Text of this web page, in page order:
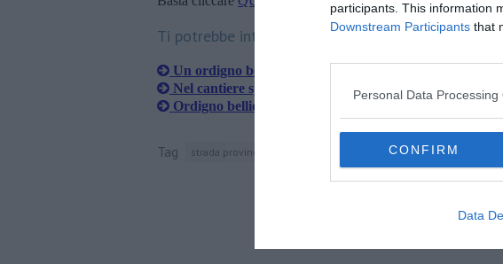
participants. This information
Downstream Participants that
Personal Data Processing
CONFIRM
Data
Ti potrebbe interessare anche:
Un ordigno bellico nelle foreste del Santuario
Nel cantiere spunta una bomba di guerra
Ordigno bellico nel cantiere del nuovo Teatro
Tag strada provinciale 23 della principessa elettrodotto piombino